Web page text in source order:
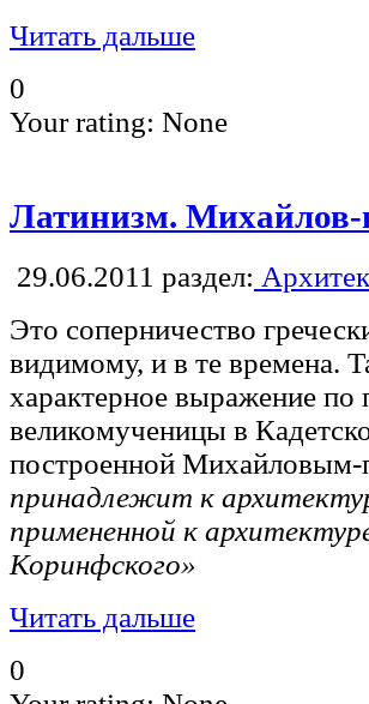
Читать дальше
0
Your rating: None
Латинизм.
29.06.2011 раздел:
Это соперничество
видимому, и в те времена.
характерное выражение по
великомученицы в
построенной
принадлежит к
примененной к
Коринфского»
Читать дальше
0